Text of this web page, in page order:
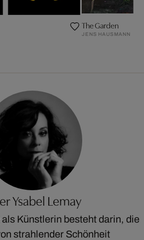
The Garden
JENS HAUSMANN
Ysabel Lemay
Künstlerin besteht darin, die
strahlender Schönheit